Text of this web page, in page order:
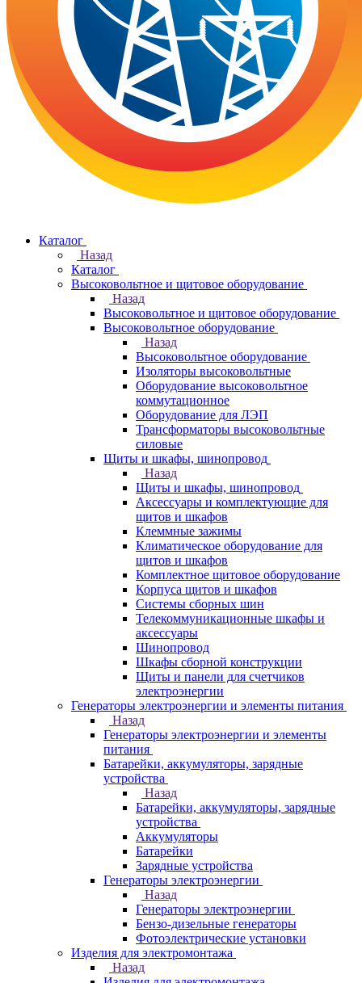
Каталог
Назад
Каталог
Высоковольтное и щитовое оборудование
Назад
Высоковольтное и щитовое оборудование
Высоковольтное оборудование
Назад
Высоковольтное оборудование
Изоляторы высоковольтные
Оборудование высоковольтное
коммутационное
Оборудование для ЛЭП
Трансформаторы высоковольтные
силовые
Щиты и шкафы, шинопровод
Назад
Щиты и шкафы, шинопровод
Аксессуары и комплектующие для
щитов и шкафов
Клеммные зажимы
Климатическое оборудование для
щитов и шкафов
Комплектное щитовое оборудование
Корпуса щитов и шкафов
Системы сборных шин
Телекоммуникационные шкафы и
аксессуары
Шинопровод
Шкафы сборной конструкции
Щиты и панели для счетчиков
электроэнергии
Генераторы электроэнергии и элементы питания
Назад
Генераторы электроэнергии и элементы
питания
Батарейки, аккумуляторы, зарядные
устройства
Назад
Батарейки, аккумуляторы, зарядные
устройства
Аккумуляторы
Батарейки
Зарядные устройства
Генераторы электроэнергии
Назад
Генераторы электроэнергии
Бензо-дизельные генераторы
Фотоэлектрические установки
Изделия для электромонтажа
Назад